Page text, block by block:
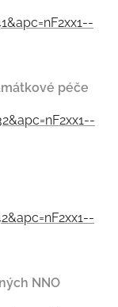
péče
NNO